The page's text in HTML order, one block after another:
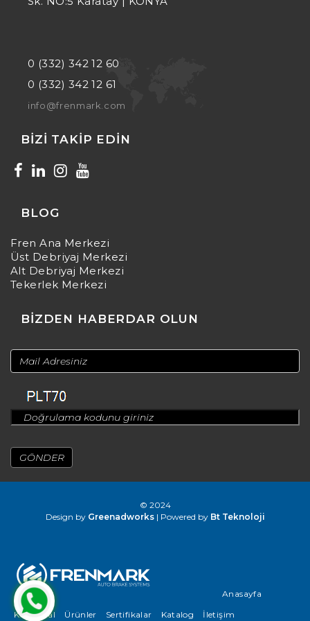
0 (332) 342 12 60
0 (332) 342 12 61
info@frenmark.com
BIZI TAKIP EDIN
BLOG
Fren Ana Merkezi
Üst Debriyaj Merkezi
Alt Debriyaj Merkezi
Tekerlek Merkezi
BİZDEN HABERDAR OLUN
© 2024
Design by Greenadworks| Powered by Bt Teknoloji
Anasayfa
Kurumsal
Ürünler Sertifikalar Katalog İletişim